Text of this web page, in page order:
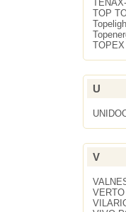
TOP
TOPEX
U
V
VERTO